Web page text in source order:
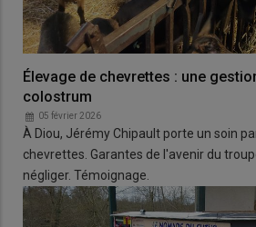
Élevage de chevrettes : une
colostrum
05 février 2026
À Diou, Jérémy Chipault porte un soin
chevrettes. Garantes de l'avenir du
négliger. Témoignage.